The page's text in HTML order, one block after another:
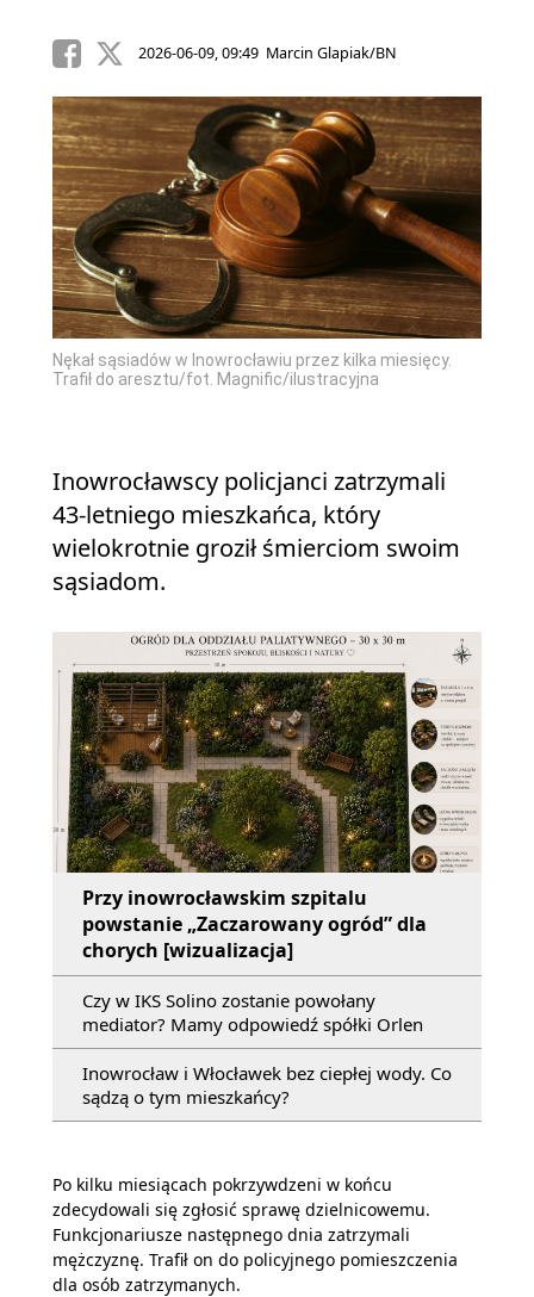
2026-06-09, 09:49 Marcin Glapiak/BN
Nękał sąsiadów w Inowrocławiu przez kilka miesięcy.
Trafił do aresztu/fot. Magnific/ilustracyjna
Inowrocławscy policjanci zatrzymali
43-letniego mieszkańca, który
wielokrotnie groził śmierciom swoim
sąsiadom.
Przy inowrocławskim szpitalu
powstanie „Zaczarowany ogród” dla
chorych [wizualizacja]
Czy w IKS Solino zostanie powołany
mediator? Mamy odpowiedź spółki Orlen
Inowrocław i Włocławek bez ciepłej wody. Co
sądzą o tym mieszkańcy?
Po kilku miesiącach pokrzywdzeni w końcu
zdecydowali się zgłosić sprawę dzielnicowemu.
Funkcjonariusze następnego dnia zatrzymali
mężczyznę. Trafił on do policyjnego pomieszczenia
dla osób zatrzymanych.